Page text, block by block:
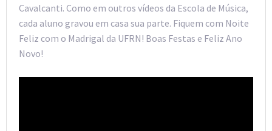
Cavalcanti. Como em outros vídeos da Escola de Música,
cada aluno gravou em casa sua parte. Fiquem com Noite
Feliz com o Madrigal da UFRN! Boas Festas e Feliz Ano
Novo!